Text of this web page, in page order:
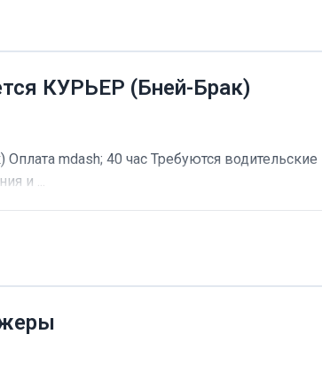
КУРЬЕР (Бней-Брак)
mdash; 40 час Требуются
и ...